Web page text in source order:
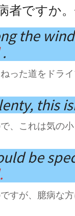
者ですか
the
.
った道をドラ
this
、これは気の
be
すが、臆病な方